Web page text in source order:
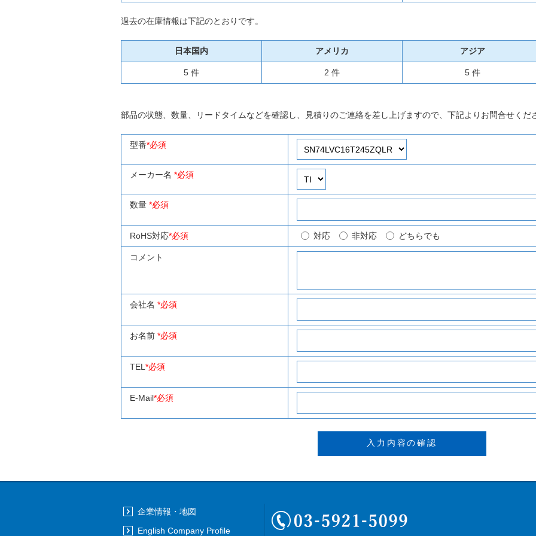
過去の在庫情報は下記のとおりです。
日本国内 アメリカ アジア
5 件 2 件 5 件
部品の状態、数量、リードタイムなどを確認し、見積りのご連絡を差し上げますので、下記よりお問合せくだ
型番*必須
メーカー名 *必須
数量 *必須
RoHS対応*必須 対応 非対応 どちらでも
コメント
会社名 *必須
お名前 *必須
TEL *必須
E-Mail*必須
企業情報・地図
English Company Profile